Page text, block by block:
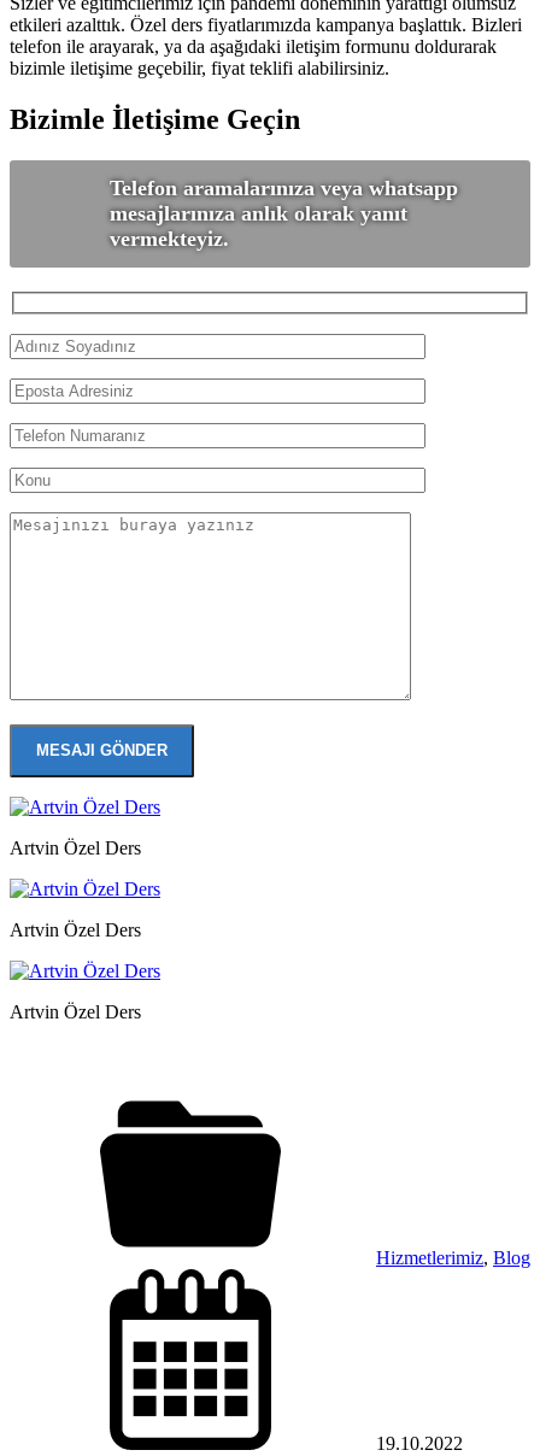
etkileri azalttık. Özel ders fiyatlarımızda kampanya başlattık. Bizleri
telefon ile arayarak, ya da aşağıdaki iletişim formunu doldurarak
bizimle iletişime geçebilir, fiyat teklifi alabilirsiniz.
Bizimle İletişime Geçin
Telefon aramalarınıza veya whatsapp
mesajlarınıza anlık olarak yanıt
vermekteyiz.
Artvin Özel Ders
Artvin Özel Ders
Artvin Özel Ders
Hizmetlerimiz, Blog
19.10.2022